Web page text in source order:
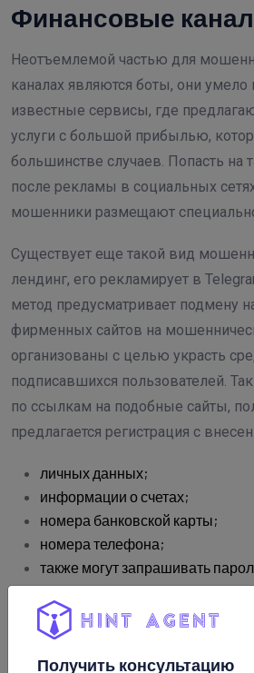
Финансовые
Неотъемлемой частью для
каналах являются боты, они
известные сервисы, где
услуги с большой прибылью,
большинстве случаев. Попасть на
после рекламы в социальных
мошенники размещают
Существует еще такой вид
лендинг, его рекламирует в
метод предусматривает подмену
фирменных сайтов на
организованы с целью украсть
подписавшихся пользователей.
по ссылкам на подобные сайты,
предлагается регистрация с
личных данных;
информации о счетах;
номера банковской карты;
номера телефона;
также могут запрашивать
Все эти действия направлены на
личные данные подписчика или
Telegram. Чтобы осуществлять
Получить консультацию